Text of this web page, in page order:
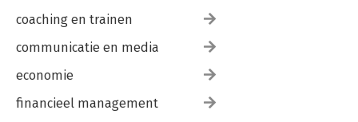
coaching en trainen
communicatie en media
economie
financieel management